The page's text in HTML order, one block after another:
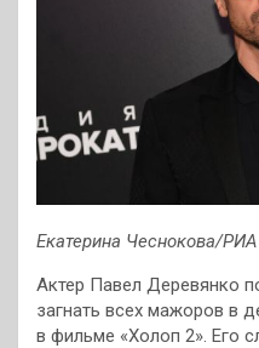
Екатерина Чеснокова/
Актер Павел Деревянко
загнать всех мажоров в
в фильме «Холоп 2». Его